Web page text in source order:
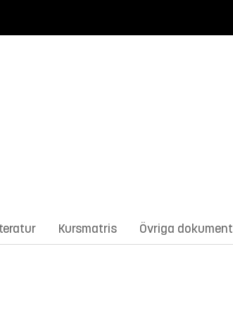
Kursmatris Övriga dokument